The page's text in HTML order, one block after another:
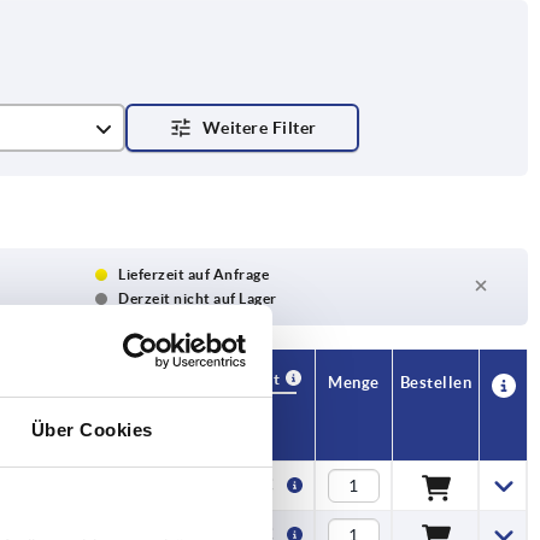
Über Cookies
Lieferzeit auf Anfrage
Derzeit nicht auf Lager
Verfügbarkeit
Menge Bestellen
0,42 €
0,42 €